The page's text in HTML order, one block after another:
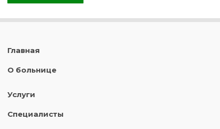
Главная
О больнице
Услуги
Специалисты